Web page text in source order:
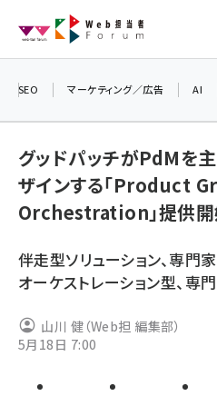
ン
seo (3538)
youtube (2444)
セミナー (2315)
SEO マーケティング／広告 AI
グッドパッチがPdMを
ザインする「Product
Orchestration」提供
伴走型ソリューション、専門
オーケストレーション型、専
山川 健（Web担 編集部）
5月18日 7:00